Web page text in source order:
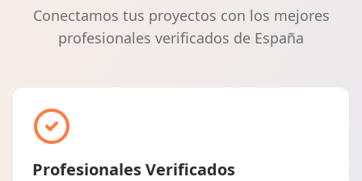
Conectamos tus proyectos con los mejores
profesionales verificados de España
Profesionales Verificados